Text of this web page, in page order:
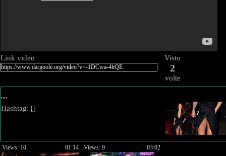
Link video Visto
2
volte
""
Hashtag: []
01:14
Views: 10 03:02
Views: 9